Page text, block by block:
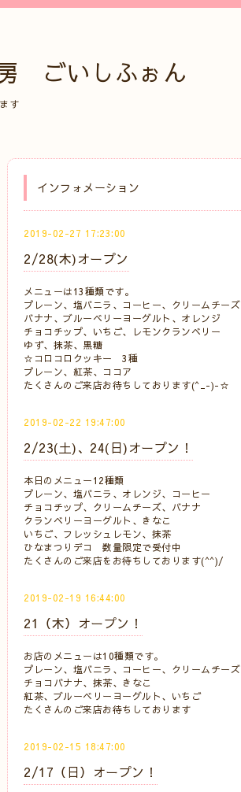
ごいしふぉん
す
インフォメーション
2019-02-27 17:23:00
2/28(木)オープン
メニューは13種類です。
プレーン、塩バニラ、コーヒー、クリームチーズ
バナナ、ブルーベリーヨーグルト、オレンジ
チョコチップ、いちご、レモンクランベリー
ゆず、抹茶、黒糖
☆コロコロクッキー 3種
プレーン、紅茶、ココア
たくさんのご来店お待ちしております(^_-)-☆
2019-02-22 19:47:00
2/23(土)、24(日)オープン！
本日のメニュー12種類
プレーン、塩バニラ、オレンジ、コーヒー
チョコチップ、クリームチーズ、バナナ
クランベリーヨーグルト、きなこ
いちご、フレッシュレモン、抹茶
ひなまつりデコ 数量限定で受付中
たくさんのご来店をお待ちしております(^^)/
2019-02-19 16:44:00
21（木）オープン！
お店のメニューは10種類です。
プレーン、塩バニラ、コーヒー、クリームチーズ
チョコバナナ、抹茶、きなこ
紅茶、ブルーベリーヨーグルト、いちご
たくさんのご来店お待ちしております
2019-02-15 18:47:00
2/17（日）オープン！